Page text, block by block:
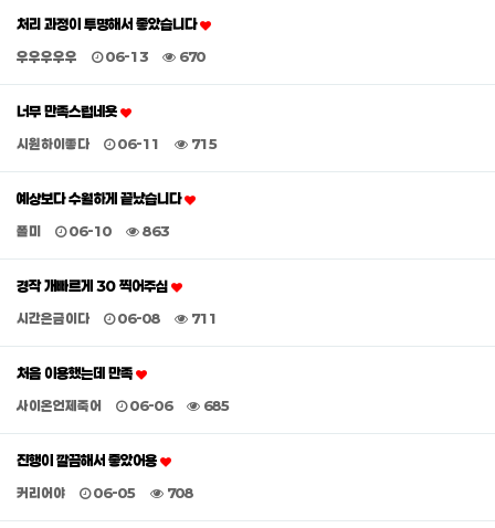
처리 과정이 투명해서 좋았습니다
우우우우우 06-13 670
너무 만족스럽네욧
시원하이좋다 06-11 715
예상보다 수월하게 끝났습니다
폴미 06-10 863
경작 개빠르게 30 찍어주심
시간은금이다 06-08 711
처음 이용했는데 만족
사이온언제죽어 06-06 685
진행이 깔끔해서 좋았어용
커리어야 06-05 708